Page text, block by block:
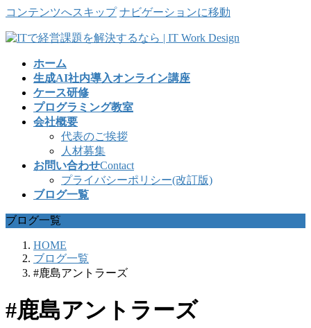
コンテンツへスキップ ナビゲーションに移動
ホーム
生成AI社内導入オンライン講座
ケース研修
プログラミング教室
会社概要
代表のご挨拶
人材募集
お問い合わせContact
プライバシーポリシー(改訂版)
ブログ一覧
ブログ一覧
HOME
ブログ一覧
#鹿島アントラーズ
#鹿島アントラーズ